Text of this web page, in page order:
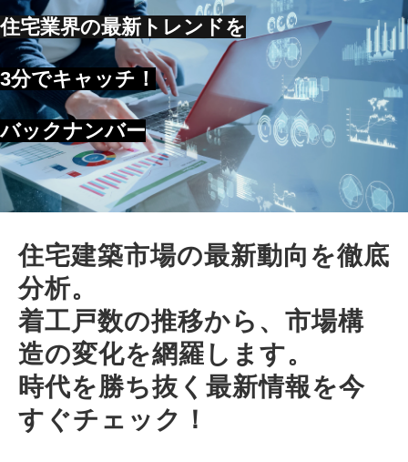
不動産
専門家
法律
企業取材
セミナー
調査データ
業界トレンド
住宅業界の最新トレンドを
3分でキャッチ！
バックナンバー
住宅建築市場の最新動向を徹底
分析。
着工戸数の推移から、市場構
造の変化を網羅します。
時代を勝ち抜く最新情報を今
すぐチェック！